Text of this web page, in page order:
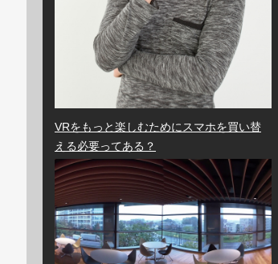
VRをもっと楽しむためにスマホを買い替
える必要ってある？